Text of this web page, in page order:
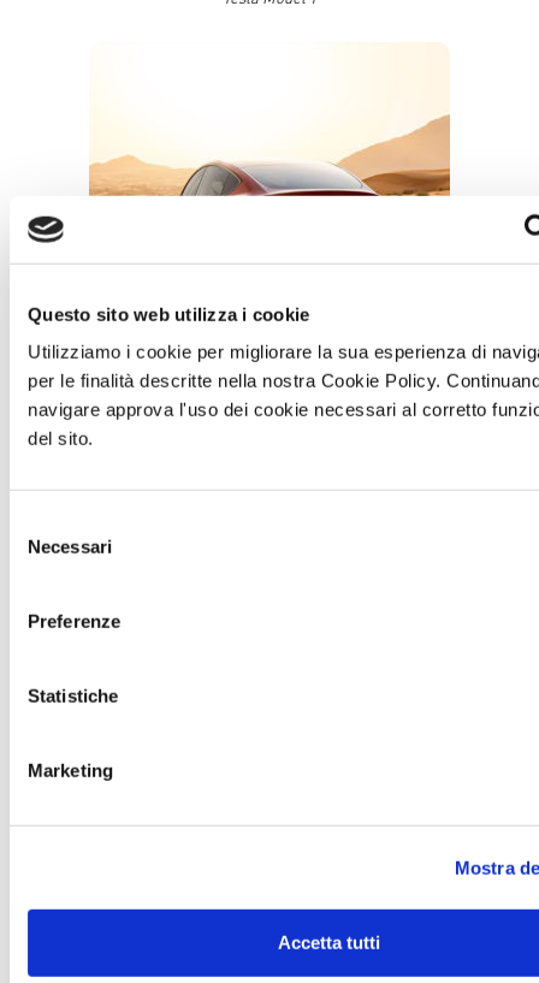
Questo sito web utilizza i cookie
Utilizziamo i cookie per migliorare la sua esperienza di
per le finalità descritte nella nostra Cookie Policy.
navigare approva l'uso dei cookie necessari al corretto
del sito.
delNecessari
Preferenze
Statistiche
Marketing
Mostra
Accetta tutti